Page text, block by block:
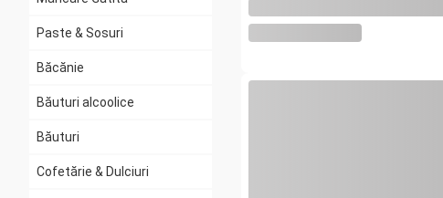
Păsări
Vită
Oaie
Paste & Sosuri
Băcănie
Băuturi alcoolice
Băuturi
Cofetărie & Dulciuri